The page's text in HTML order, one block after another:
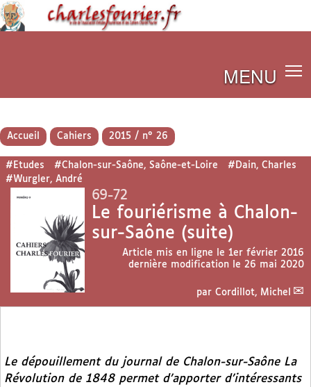
MENU
Accueil Cahiers 2015 / n° 26
#Etudes #Chalon-sur-Saône, Saône-et-Loire
#Dain, Charles
#Wurgler, André
69-72
Le fouriérisme à Chalon-
sur-Saône (suite)
Article mis en ligne le 1er février 2016
dernière modification le 26 mai 2020
par Cordillot, Michel
Le dépouillement du journal de Chalon-sur-Saône La
Révolution de 1848 permet d’apporter d’intéressants